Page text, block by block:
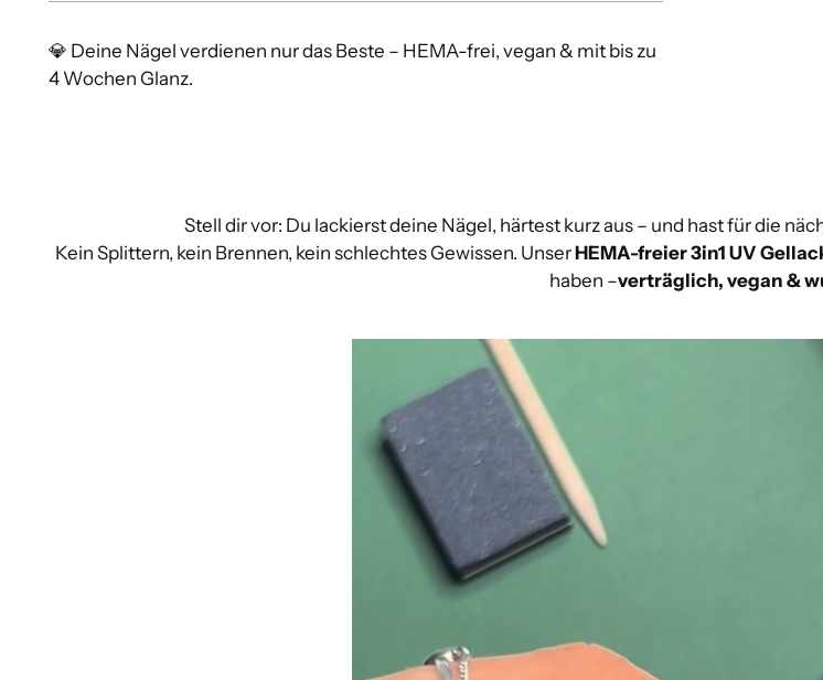
💎 Deine Nägel verdienen nur das Beste – HEMA-frei, vegan & mit bis zu
4 Wochen Glanz.
Stell dir vor: Du lackierst deine Nägel, härtest kurz aus – und hast für die
Kein Splittern, kein Brennen, kein schlechtes Gewissen. UnserHEMA-freier 3in1 UV
haben –verträglich, vegan &